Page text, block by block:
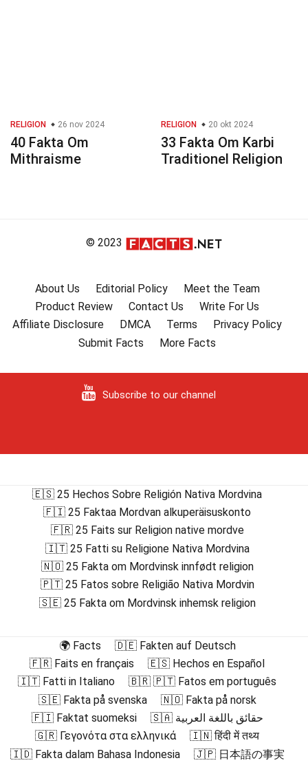
RELIGION 26 nov 2024
40 Fakta Om
Mithraisme
RELIGION 20 okt 2024
33 Fakta Om Karbi
Traditionel Religion
© 2023
About Us Editorial Policy
Meet the Team
Product Review
Contact Us
Write For Us
Affiliate Disclosure
DMCA Terms
Privacy Policy
Submit Facts
More Facts
Subscribe to our channel
🇪🇸 25 Hechos Sobre Religión Nativa Mordvina
🇫🇮 25 Faktaa Mordvan alkuperäisuskonto
🇫🇷 25 Faits sur Religion native mordve
🇮🇹 25 Fatti su Religione Nativa Mordvina
🇳🇴 25 Fakta om Mordvinsk innfødt religion
🇵🇹 25 Fatos sobre Religião Nativa Mordvin
🇸🇪 25 Fakta om Mordvinsk inhemsk religion
🌍 Facts
🇩🇪 Fakten auf Deutsch
🇫🇷 Faits en français
🇪🇸 Hechos en Español
🇮🇹 Fatti in Italiano
🇧🇷 🇵🇹 Fatos em português
🇸🇪 Fakta på svenska
🇳🇴 Fakta på norsk
🇫🇮 Faktat suomeksi
🇸🇦 حقائق باللغة العربية
🇬🇷 Γεγονότα στα ελληνικά
🇮🇳 हिंदी में तथ्य
🇮🇩 Fakta dalam Bahasa Indonesia
🇯🇵 日本語の事実